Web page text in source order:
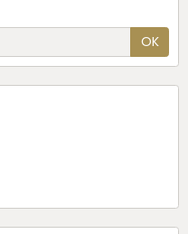
OK